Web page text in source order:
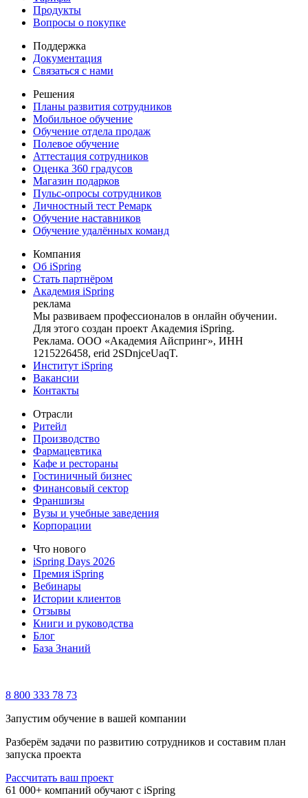
Продукты
Вопросы о покупке
Поддержка
Документация
Связаться с нами
Решения
Планы развития сотрудников
Мобильное обучение
Обучение отдела продаж
Полевое обучение
Аттестация сотрудников
Оценка 360 градусов
Магазин подарков
Пульс-опросы сотрудников
Личностный тест Ремарк
Обучение наставников
Обучение удалённых команд
Компания
Об iSpring
Стать партнёром
Академия iSpring
реклама
Мы развиваем профессионалов в онлайн обучении.
Для этого создан проект Академия iSpring.
Реклама. ООО «Академия Айспринг», ИНН
1215226458, erid 2SDnjceUaqT.
Институт iSpring
Вакансии
Контакты
Отрасли
Ритейл
Производство
Фармацевтика
Кафе и рестораны
Гостиничный бизнес
Финансовый сектор
Франшизы
Вузы и учебные заведения
Корпорации
Что нового
iSpring Days 2026
Премия iSpring
Вебинары
Истории клиентов
Отзывы
Книги и руководства
Блог
База Знаний
8 800 333 78 73
Запустим обучение в вашей компании
Разберём задачи по развитию сотрудников и составим план
запуска проекта
Рассчитать ваш проект
61 000+ компаний обучают с iSpring